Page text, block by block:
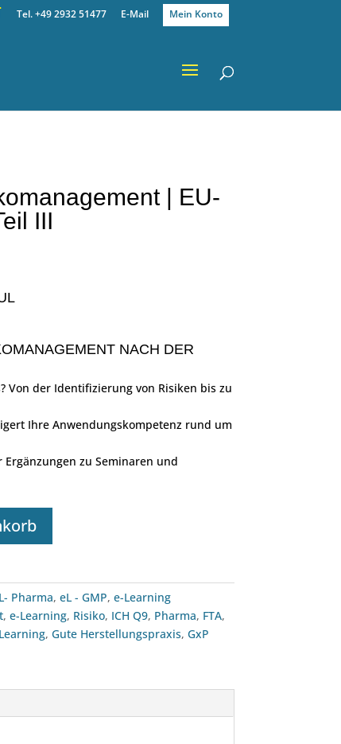
Tel. +49 2932 51477 E-Mail Mein Konto
| EU-
III
NACH DER
Von der Identifizierung von Risiken bis zu
Ihre Anwendungskompetenz rund um
zu Seminaren und
Pharma, eL - GMP, e-Learning
, e-Learning, Risiko, ICH Q9, Pharma, FTA,
, Gute Herstellungspraxis, GxP